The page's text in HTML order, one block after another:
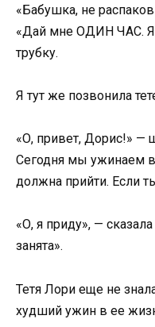
«Бабушка, не
«Дай мне ОДИН ЧАС. Я
трубку.
Я тут же позвонила
«О, привет, Дорис!» —
Сегодня мы ужинаем
должна прийти. Если
«О, я приду», —
занята».
Тетя Лори еще не
худший ужин в ее